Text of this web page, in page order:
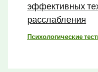
эффективных
расслабления
Психологические